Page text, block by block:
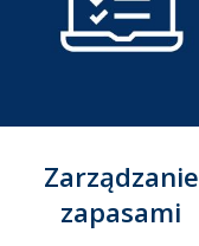
Zarządzanie
zapasami